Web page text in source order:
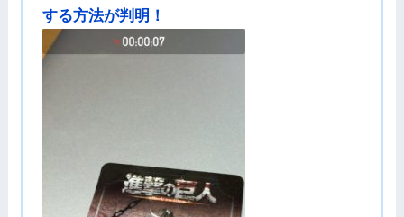
する方法が判明！